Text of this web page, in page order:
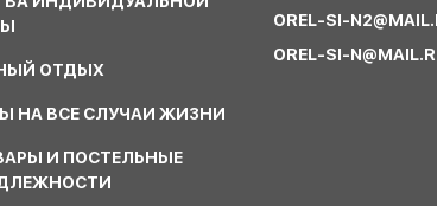
ОТДЫХ
НА ВСЕ СЛУЧАИ ЖИЗНИ
И ПОСТЕЛЬНЫЕ
OREL-SI-
OREL-SI-